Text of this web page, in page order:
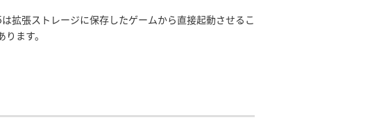
拡張ストレージに保存したゲームから直接起動させるこ
ます。